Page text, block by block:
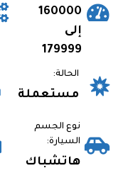
160000
إلى
179999
الحالة:
مستعملة
نوع الجسم
السيارة:
هاتشباك